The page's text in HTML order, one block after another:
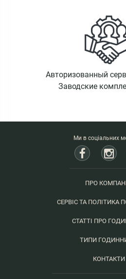
Авторизованный
Заводские
Ми в соціальних
ПРО
СЕРВІС ТА ПОЛІТИКА
СТАТТІ ПРО
ТИПИ
КОНТАКТИ